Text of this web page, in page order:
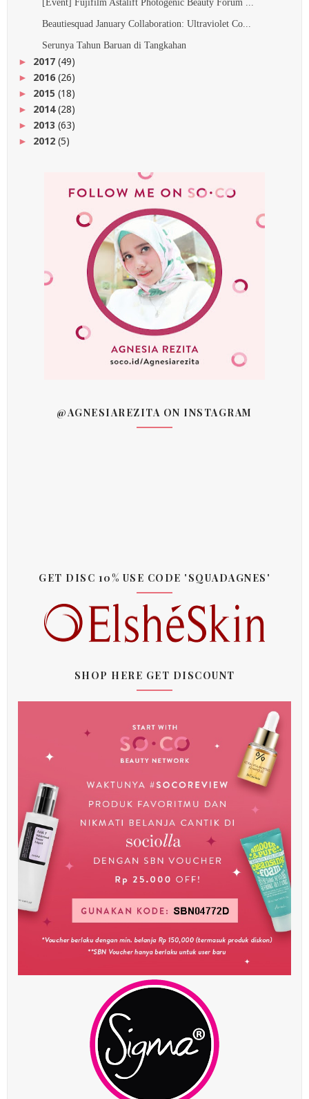
[Event] Fujifilm Astalift Photogenic Beauty Forum ...
Beautiesquad January Collaboration: Ultraviolet Co...
Serunya Tahun Baruan di Tangkahan
► 2017 (49)
► 2016(26)
► 2015 (18)
► 2014(28)
► 2013 (63)
► 2012 (5)
@AGNESIAREZITA ON INSTAGRAM
GET DISC 10% USE CODE 'SQUADAGNES'
SHOP HERE GET DISCOUNT